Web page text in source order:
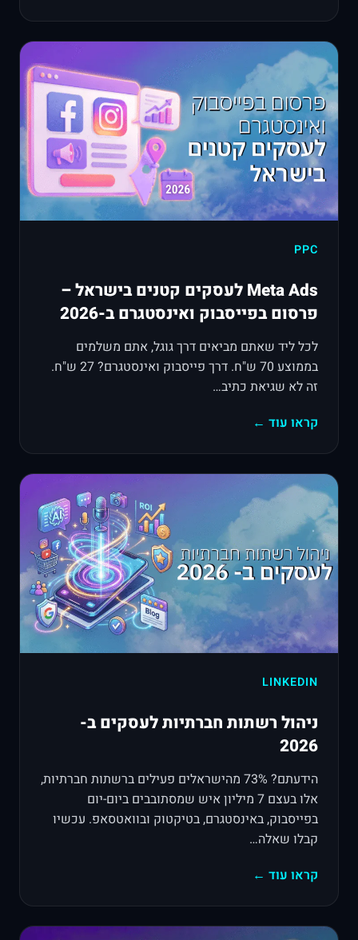
PPC
Meta Ads לעסקים קטנים בישראל –
פרסום בפייסבוק ואינסטגרם ב-2026
לכל ליד שאתם מביאים דרך גוגל, אתם משלמים
בממוצע 70 ש"ח. דרך פייסבוק ואינסטגרם? 27 ש"ח.
זה לא שגיאת כתיב…
קראו עוד ←
LINKEDIN
ניהול רשתות חברתיות לעסקים ב-
2026
הידעתם? 73% מהישראלים פעילים ברשתות חברתיות,
אלו בעצם 7 מיליון איש שמסתובבים ביום-יום
בפייסבוק, באינסטגרם, בטיקטוק ובוואטסאפ. עכשיו
קבלו שאלה…
קראו עוד ←